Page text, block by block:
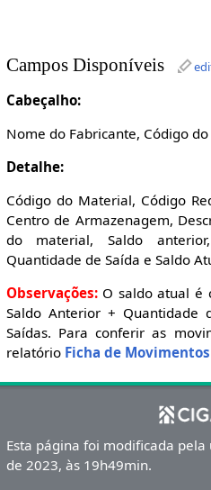
Campos Disponíveis
Cabeçalho:
Nome do Fabricante, Código
Detalhe:
Código do Material, Código
Centro de Armazenagem,
do material, Saldo
Quantidade de Saída e Saldo
Observações:O saldo atual é
Saldo Anterior + Quantidade
Saídas. Para conferir as
relatório Ficha de Movimentos
Esta página foi modificada
de 2023, às 19h49min.